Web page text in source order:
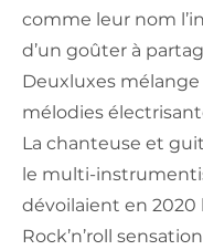
comme leur nom
d’un goûter à
Deuxluxes
mélodies
La chanteuse et
le multi-
dévoilaient en 2020
Rock’n’roll